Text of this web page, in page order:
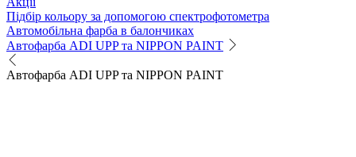
Підбір кольору за допомогою спектрофотометра
Автомобільна фарба в балончиках
Автофарба ADI UPP та NIPPON PAINT
Автофарба ADI UPP та NIPPON PAINT